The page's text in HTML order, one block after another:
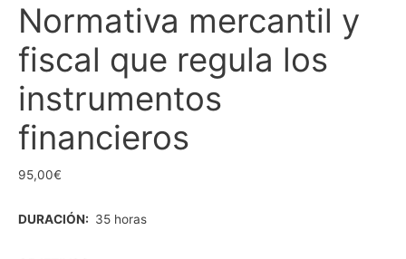
Normativa mercantil y
fiscal que regula los
instrumentos
financieros
95,00€
DURACIÓN: 35 horas